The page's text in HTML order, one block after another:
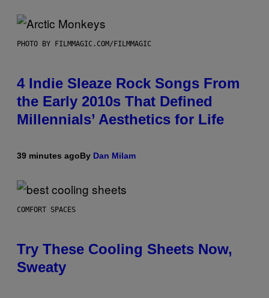
PHOTO BY FILMMAGIC.COM/FILMMAGIC
4 Indie Sleaze Rock Songs From
the Early 2010s That Defined
Millennials’ Aesthetics for Life
39 minutes agoBy Dan Milam
COMFORT SPACES
Try These Cooling Sheets Now,
Sweaty